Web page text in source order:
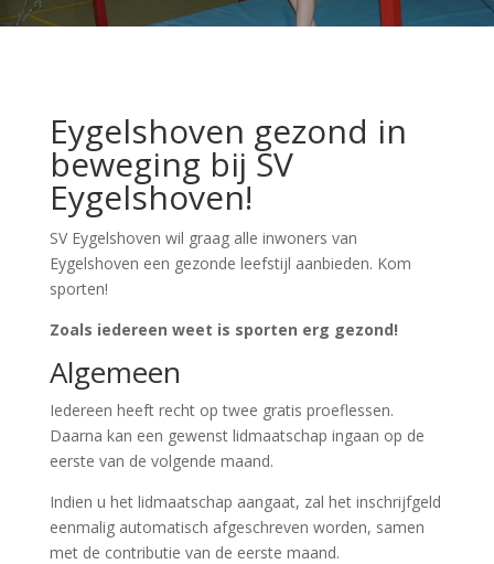
Eygelshoven gezond in
beweging bij SV
Eygelshoven!
SV Eygelshoven wil graag alle inwoners van
Eygelshoven een gezonde leefstijl aanbieden. Kom
sporten!
Zoals iedereen weet is sporten erg gezond!
Algemeen
Iedereen heeft recht op twee gratis proeflessen.
Daarna kan een gewenst lidmaatschap ingaan op de
eerste van de volgende maand.
Indien u het lidmaatschap aangaat, zal het inschrijfgeld
eenmalig automatisch afgeschreven worden, samen
met de contributie van de eerste maand.